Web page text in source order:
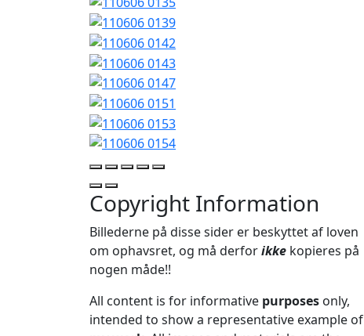
Copyright Information
Billederne på disse sider er beskyttet af loven
om ophavsret, og må derforikke kopieres på
nogen måde!!
All content is for informative purposes only,
intended to show a representative example of